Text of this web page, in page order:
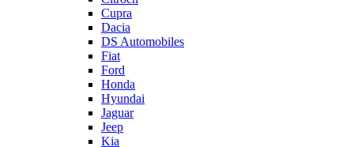
Cupra
Dacia
DS Automobiles
Fiat
Ford
Honda
Hyundai
Jaguar
Jeep
Kia